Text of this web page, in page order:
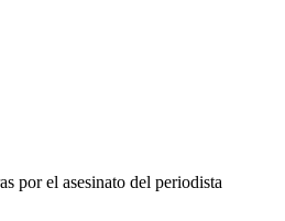
por el asesinato del periodista